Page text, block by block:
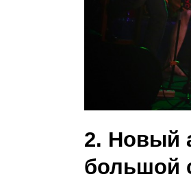
2. Новый
большой